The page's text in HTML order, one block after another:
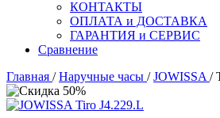
КОНТАКТЫ
ОПЛАТА и ДОСТАВКА
ГАРАНТИЯ и СЕРВИС
Сравнение
Главная /Наручные часы /JOWISSA /